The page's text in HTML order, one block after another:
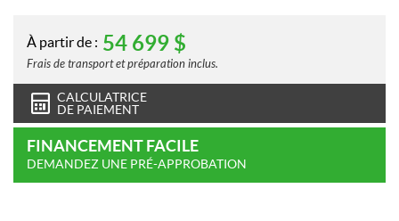
À partir de : 54 699 $
Frais de transport et préparation inclus.
CALCULATRICE
DE PAIEMENT
FINANCEMENT FACILE
DEMANDEZ UNE PRÉ-APPROBATION